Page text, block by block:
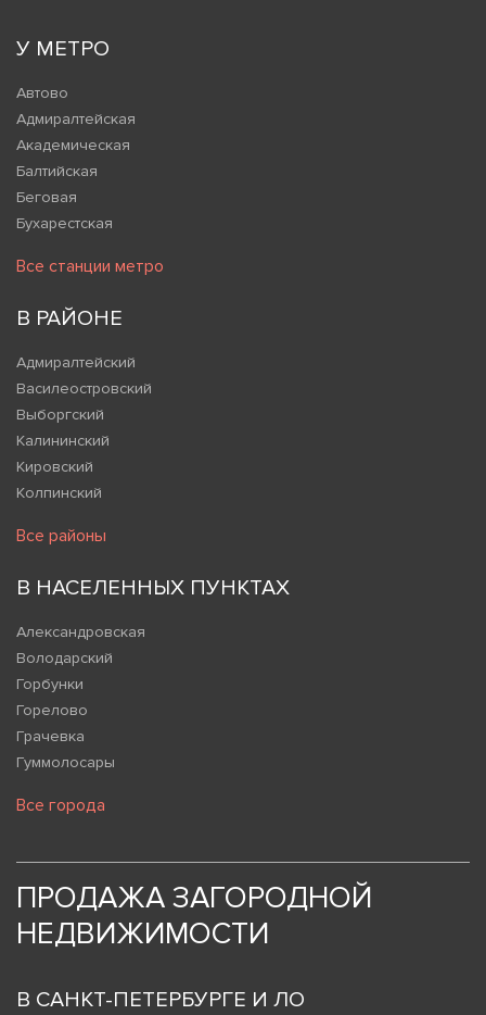
У МЕТРО
Автово
Адмиралтейская
Академическая
Балтийская
Беговая
Бухарестская
Все станции метро
В РАЙОНЕ
Адмиралтейский
Василеостровский
Выборгский
Калининский
Кировский
Колпинский
Все районы
В НАСЕЛЕННЫХ ПУНКТАХ
Александровская
Володарский
Горбунки
Горелово
Грачевка
Гуммолосары
Все города
ПРОДАЖА ЗАГОРОДНОЙ
НЕДВИЖИМОСТИ
В САНКТ-ПЕТЕРБУРГЕ И ЛО